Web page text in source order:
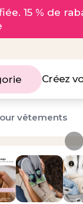
15 % de
Créez
vêtements